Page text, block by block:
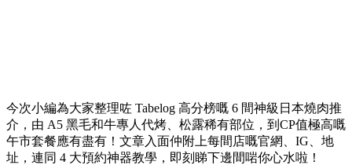
今次小編為大家整理咗 Tabelog 高分榜嘅 6 間神級日本燒肉推
介，由 A5 黑毛和牛專人代烤、松露稀有部位，到CP值極高嘅
午市套餐應有盡有！文章入面仲附上每間店嘅官網、IG、地
址，連同 4 大預約神器教學，即刻睇下邊間啱你心水啦！